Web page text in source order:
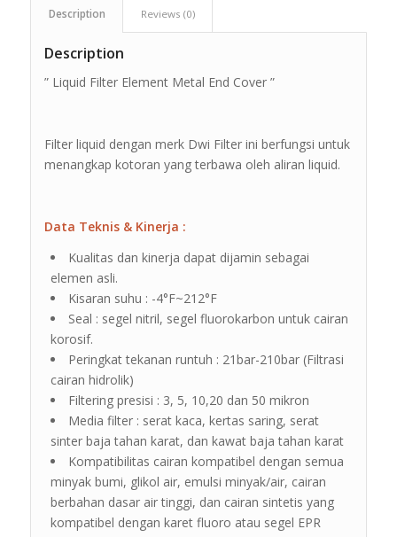
Description Reviews (0)
Description
” Liquid Filter Element Metal End Cover ”
Filter liquid dengan merk Dwi Filter ini berfungsi untuk
menangkap kotoran yang terbawa oleh aliran liquid.
Data Teknis & Kinerja :
Kualitas dan kinerja dapat dijamin sebagai
elemen asli.
Kisaran suhu : -4°F~212°F
Seal : segel nitril, segel fluorokarbon untuk cairan
korosif.
Peringkat tekanan runtuh : 21bar-210bar (Filtrasi
cairan hidrolik)
Filtering presisi : 3, 5, 10,20 dan 50 mikron
Media filter : serat kaca, kertas saring, serat
sinter baja tahan karat, dan kawat baja tahan karat
Kompatibilitas cairan kompatibel dengan semua
minyak bumi, glikol air, emulsi minyak/air, cairan
berbahan dasar air tinggi, dan cairan sintetis yang
kompatibel dengan karet fluoro atau segel EPR